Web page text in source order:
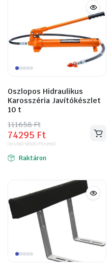
Oszlopos Hidraulikus
Karosszéria Javítókészlet
10 t
111658Ft
Original
price
was:
111658 Ft.
74295 Ft
Current
price
is:
74295 Ft.
(bruttó) 58500 Ft(nettó)
Raktáron